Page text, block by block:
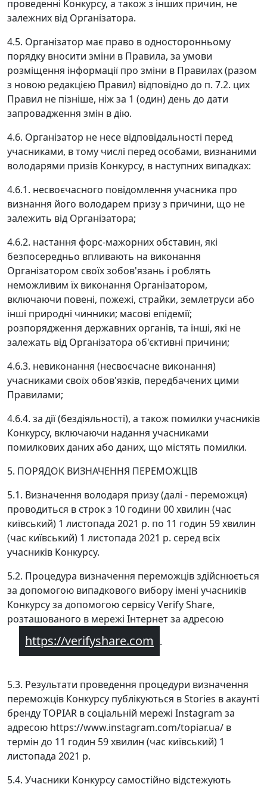
проведенні Конкурсу, а також з інших причин, не
залежних від Організатора.
4.5. Організатор має право в односторонньому
порядку вносити зміни в Правила, за умови
розміщення інформації про зміни в Правилах (разом
з новою редакцією Правил) відповідно до п. 7.2. цих
Правил не пізніше, ніж за 1 (один) день до дати
запровадження змін в дію.
4.6. Організатор не несе відповідальності перед
учасниками, в тому числі перед особами, визнаними
володарями призів Конкурсу, в наступних випадках:
4.6.1. несвоєчасного повідомлення учасника про
визнання його володарем призу з причини, що не
залежить від Організатора;
4.6.2. настання форс-мажорних обставин, які
безпосередньо впливають на виконання
Організатором своїх зобов'язань і роблять
неможливим їх виконання Організатором,
включаючи повені, пожежі, страйки, землетруси або
інші природні чинники; масові епідемії;
розпорядження державних органів, та інші, які не
залежать від Організатора об'єктивні причини;
4.6.3. невиконання (несвоєчасне виконання)
учасниками своїх обов'язків, передбачених цими
Правилами;
4.6.4. за дії (бездіяльності), а також помилки учасників
Конкурсу, включаючи надання учасниками
помилкових даних або даних, що містять помилки.
5. ПОРЯДОК ВИЗНАЧЕННЯ ПЕРЕМОЖЦІВ
5.1. Визначення володаря призу (далі - переможця)
проводиться в строк з 10 години 00 хвилин (час
київський) 1 листопада 2021 р. по 11 годин 59 хвилин
(час київський) 1 листопада 2021 р. серед всіх
учасників Конкурсу.
5.2. Процедура визначення переможців здійснюється
за допомогою випадкового вибору імені учасників
Конкурсу за допомогою сервісу Verify Share,
розташованого в мережі Інтернет за адресою
https://verifyshare.com .
5.3. Результати проведення процедури визначення
переможців Конкурсу публікуються в Stories в акаунті
бренду TOPIAR в соціальній мережі Instagram за
адресою https://www.instagram.com/topiar.ua/ в
термін до 11 годин 59 хвилин (час київський) 1
листопада 2021 р.
5.4. Учасники Конкурсу самостійно відстежують